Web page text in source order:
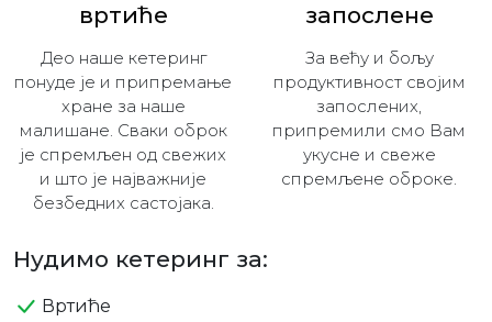
вртиће
Део наше кетеринг
понуде је и припремање
хране за наше
малишане. Сваки оброк
је спремљен од свежих
и што је најважније
безбедних састојака.
запослене
За већу и бољу
продуктивност својим
запослених,
припремили смо Вам
укусне и свеже
спремљене оброке.
Нудимо кетеринг за:
Вртиће